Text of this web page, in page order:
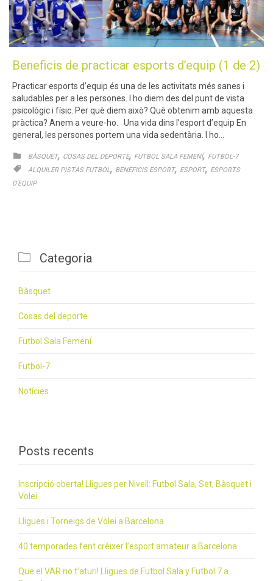
Beneficis de practicar esports d’equip (1 de 2)
Practicar esports d’equip és una de les activitats més sanes i
saludables per a les persones. I ho diem des del punt de vista
psicològic i físic. Per què diem això? Què obtenim amb aquesta
pràctica? Anem a veure-ho. Una vida dins l’esport d’equip En
general, les persones portem una vida sedentària. I ho…
 CATEGORY
BÀSQUET, COSAS DEL DEPORTE, FUTBOL SALA FEMENÍ, FUTBOL-7

CATEGORY
ALQUILER PISTAS FUTBOL, BENEFICIS ESPORT, ESPORT, ESPORTS
D'EQUIP
 Categoria
Bàsquet
Cosas del deporte
Futbol Sala Femení
Futbol-7
Notícies
Posts recents
Inscripció oberta! Lligues per Nivell: Futbol Sala, Set, Bàsquet i
Volei
Lligues i Torneigs de Vòlei a Barcelona
40 temporades fent créixer l’esport amateur a Barcelona
Que el VAR no t’aturi! Lligues de Futbol Sala y Futbol 7 a